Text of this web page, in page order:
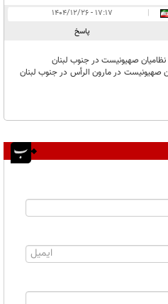
|
۱۷:۱۷ - ۱۴۰۴/۱۲/۲۶
پاسخ
صهیونیست در جنوب لبنان
صهیونیست در مارون الرأس در جنوب لبنان